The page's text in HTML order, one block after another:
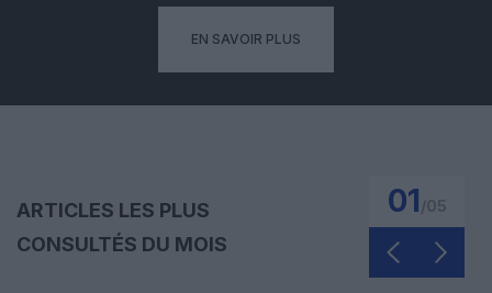
EN SAVOIR PLUS
ARTICLES LES PLUS
CONSULTÉS DU MOIS
01